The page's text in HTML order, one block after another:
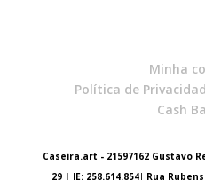
Minha
Política de
Cash
Caseira.art - 21597162 Gustavo
29 | IE: 258.614.854| Rua